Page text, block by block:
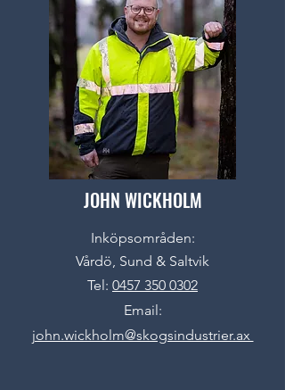
JOHN WICKHOLM
Inköpsområden:
Vårdö, Sund & Saltvik
Tel: 0457 350 0302
Email:
john.wickholm@skogsindustrier.ax